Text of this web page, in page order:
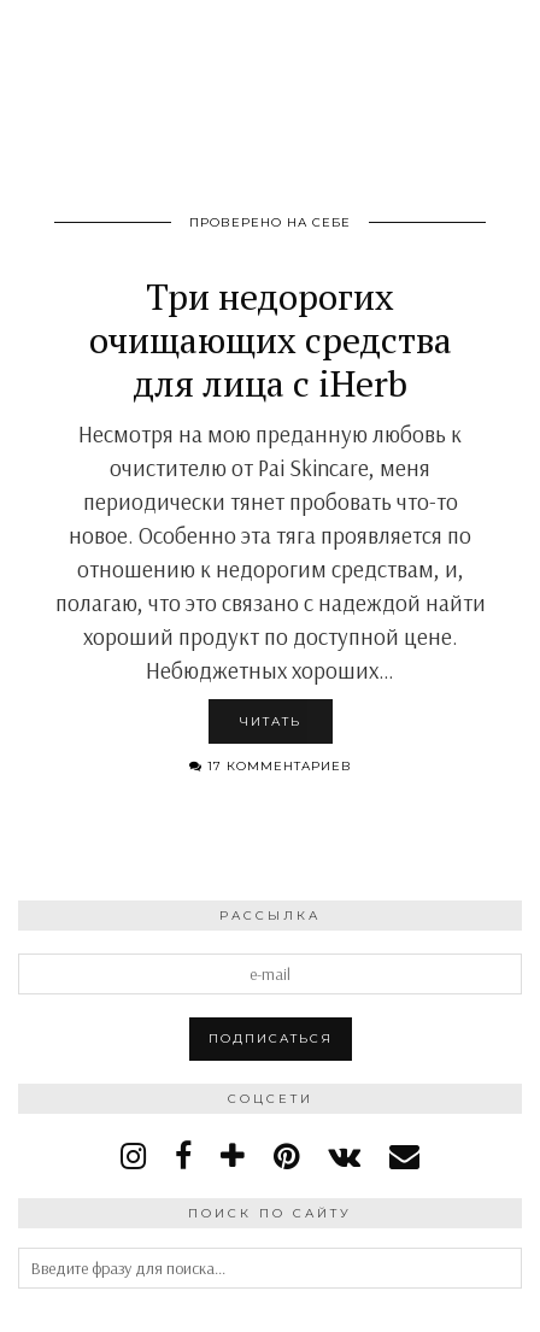
ПРОВЕРЕНО НА СЕБЕ
Три недорогих
очищающих средства
для лица с iHerb
Несмотря на мою преданную любовь к
очистителю от Pai Skincare, меня
периодически тянет пробовать что-то
новое. Особенно эта тяга проявляется по
отношению к недорогим средствам, и,
полагаю, что это связано с надеждой найти
хороший продукт по доступной цене.
Небюджетных хороших…
ЧИТАТЬ
17 КОММЕНТАРИЕВ
РАССЫЛКА
СОЦСЕТИ
ПОИСК ПО САЙТУ